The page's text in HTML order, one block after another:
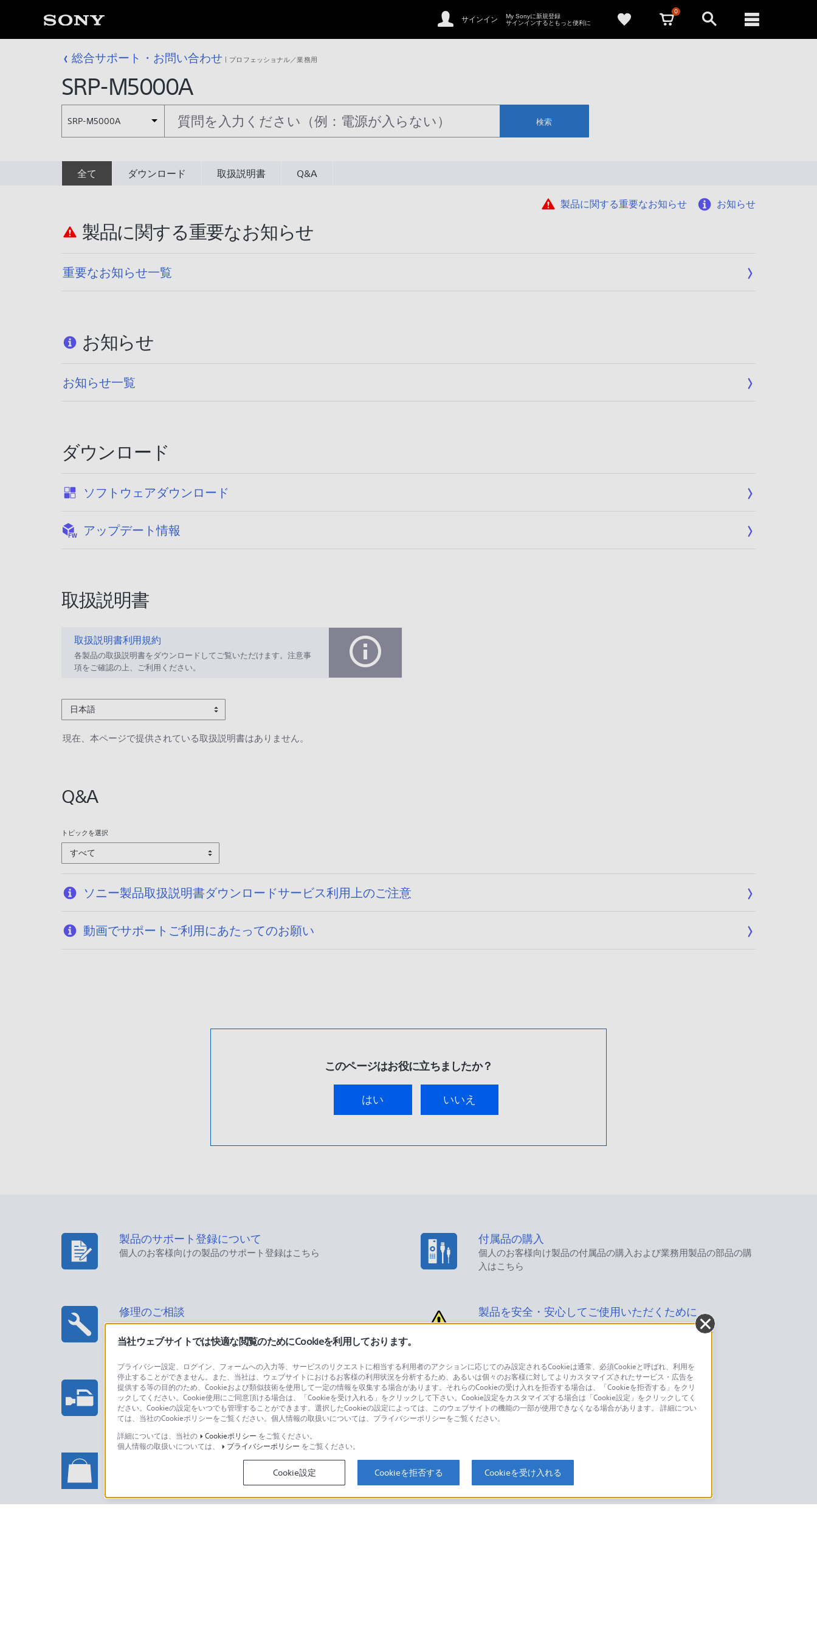
サインイン
My Sonyに新規登録
サインインするともっと便利に
0
総合サポート・お問い合わせ プロフェッショナル／業務用
SRP-M5000A
SRP-M5000A 検索
全て ダウンロード 取扱説明書 Q&A
製品に関する重要なお知らせ お知らせ
製品に関する重要なお知らせ
重要なお知らせ一覧
お知らせ
お知らせ一覧
ダウンロード
ソフトウェアダウンロード
アップデート情報
取扱説明書
取扱説明書利用規約
各製品の取扱説明書をダウンロードしてご覧いただけます。注意事
項をご確認の上、ご利用ください。
日本語
現在、本ページで提供されている取扱説明書はありません。
Q&A
トピックを選択
すべて
ソニー製品取扱説明書ダウンロードサービス利用上のご注意
動画でサポートご利用にあたってのお願い
このページはお役に立ちましたか？
はい いいえ
製品のサポート登録について
個人のお客様向けの製品のサポート登録はこちら
付属品の購入
個人のお客様向け製品の付属品の購入および業務用製品の部品の購
入はこちら
修理のご相談 製品を安全・安心してご使用いただくために
プロフェッショナル/業務用製品に関するお問い合わせ
法人のお客様はこちら
製品に関するお問い合わせ
個人のお客様はこちら
ソニーストアでのお買い物に関するご利用ガイド・お問
ソニーストアのご利用方法・サービスに関してのご案内はこちら
海外仕様製品
オーバーシーズモデルに関してのご案内はこちら
当社ウェブサイトでは快適な閲覧のためにCookieを利用しております。
プライバシー設定、ログイン、フォームへの入力等、サービスのリクエストに相当する利用者のアクションに応じてのみ設定されるCookieは通常、必須Cookieと呼ばれ、利用を
停止することができません。また、当社は、ウェブサイトにおけるお客様の利用状況を分析するため、あるいは個々のお客様に対してよりカスタマイズされたサービス・広告を
提供する等の目的のため、Cookieおよび類似技術を使用して一定の情報を収集する場合があります。それらのCookieの受け入れを拒否する場合は、「Cookieを拒否する」をクリ
ックしてください。Cookie使用にご同意頂ける場合は、「Cookieを受け入れる」をクリックして下さい。Cookie設定をカスタマイズする場合は「Cookie設定」をクリックしてく
ださい。Cookieの設定をいつでも管理することができます。選択したCookieの設定によっては、このウェブサイトの機能の一部が使用できなくなる場合があります。 詳細につい
ては、当社のCookieポリシーをご覧ください。個人情報の取扱いについては、プライバシーポリシーをご覧ください。
詳細については、当社の
Cookieポリシー をご覧ください。
個人情報の取扱いについては、
プライバシーポリシー をご覧ください。
Cookie設定 Cookieを拒否する Cookieを受け入れる